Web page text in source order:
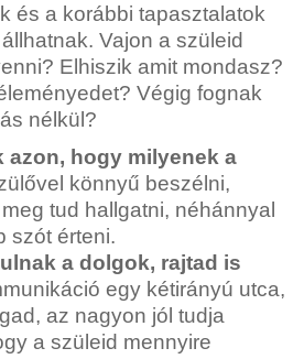
és a korábbi tapasztalatok
Vajon a szüleid
Elhiszik amit mondasz?
Végig fognak
nélkül?
azon, hogy milyenek a
könnyű beszélni,
tud hallgatni, néhánnyal
szót érteni.
a dolgok, rajtad is
egy kétirányú utca,
az nagyon jól tudja
a szüleid mennyire